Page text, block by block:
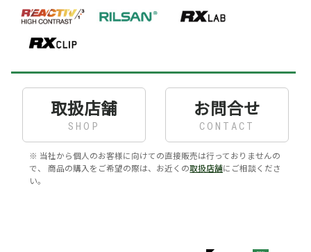
取扱店舗
SHOP
お問合せ
CONTACT
※ 当社から個人のお客様に向けての直接販売は行っておりませんの
で、 商品の購入をご希望の際は、お近くの取扱店舗にご相談くださ
い。